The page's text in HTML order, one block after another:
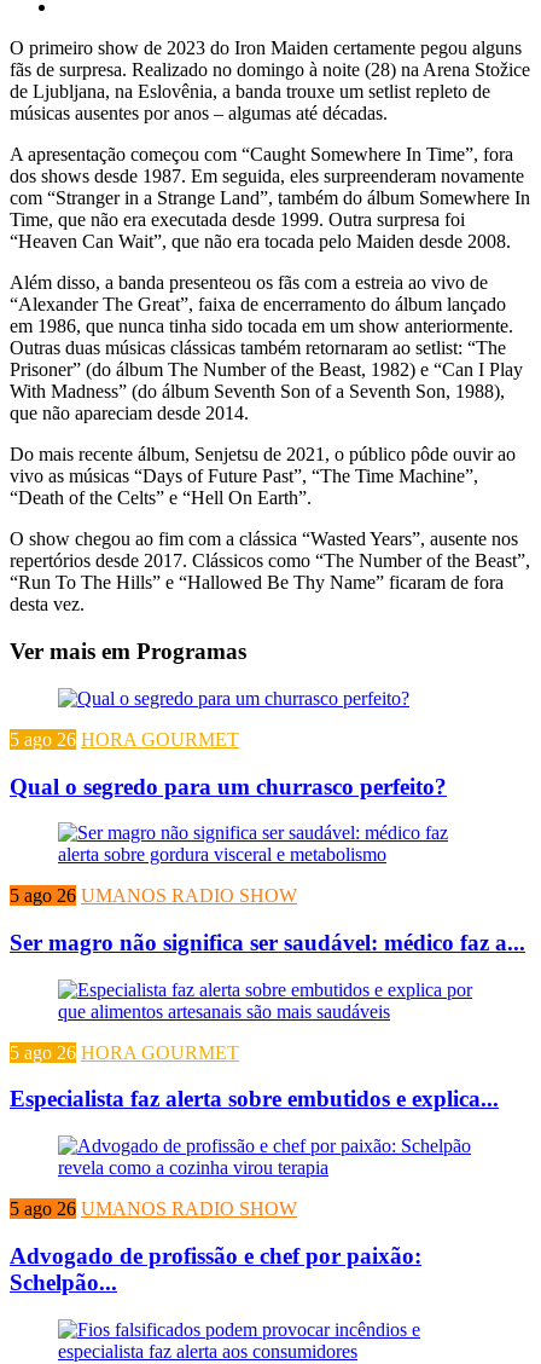
O primeiro show de 2023 do Iron Maiden certamente pegou alguns
fãs de surpresa. Realizado no domingo à noite (28) na Arena Stožice
de Ljubljana, na Eslovênia, a banda trouxe um setlist repleto de
músicas ausentes por anos – algumas até décadas.
A apresentação começou com “Caught Somewhere In Time”, fora
dos shows desde 1987. Em seguida, eles surpreenderam novamente
com “Stranger in a Strange Land”, também do álbum Somewhere In
Time, que não era executada desde 1999. Outra surpresa foi
“Heaven Can Wait”, que não era tocada pelo Maiden desde 2008.
Além disso, a banda presenteou os fãs com a estreia ao vivo de
“Alexander The Great”, faixa de encerramento do álbum lançado
em 1986, que nunca tinha sido tocada em um show anteriormente.
Outras duas músicas clássicas também retornaram ao setlist: “The
Prisoner” (do álbum The Number of the Beast, 1982) e “Can I Play
With Madness” (do álbum Seventh Son of a Seventh Son, 1988),
que não apareciam desde 2014.
Do mais recente álbum, Senjetsu de 2021, o público pôde ouvir ao
vivo as músicas “Days of Future Past”, “The Time Machine”,
“Death of the Celts” e “Hell On Earth”.
O show chegou ao fim com a clássica “Wasted Years”, ausente nos
repertórios desde 2017. Clássicos como “The Number of the Beast”,
“Run To The Hills” e “Hallowed Be Thy Name” ficaram de fora
desta vez.
Ver mais em Programas
5 ago 26 HORA GOURMET
Qual o segredo para um churrasco perfeito?
5 ago 26 UMANOS RADIO SHOW
Ser magro não significa ser saudável: médico faz a...
5 ago 26 HORA GOURMET
Especialista faz alerta sobre embutidos e explica...
5 ago 26 UMANOS RADIO SHOW
Advogado de profissão e chef por paixão:
Schelpão...